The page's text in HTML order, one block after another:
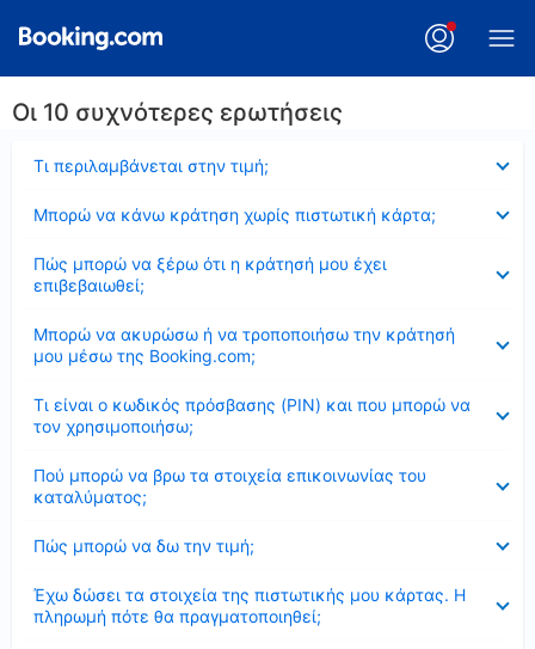
Οι 10 συχνότερες ερωτήσεις
Τι περιλαμβάνεται στην τιμή;
Μπορώ να κάνω κράτηση χωρίς πιστωτική κάρτα;
Πώς μπορώ να ξέρω ότι η κράτησή μου έχει
επιβεβαιωθεί;
Μπορώ να ακυρώσω ή να τροποποιήσω την κράτησή
μου μέσω της Booking.com;
Τι είναι ο κωδικός πρόσβασης (PIN) και που μπορώ να
τον χρησιμοποιήσω;
Πού μπορώ να βρω τα στοιχεία επικοινωνίας του
καταλύματος;
Πώς μπορώ να δω την τιμή;
Έχω δώσει τα στοιχεία της πιστωτικής μου κάρτας. Η
πληρωμή πότε θα πραγματοποιηθεί;